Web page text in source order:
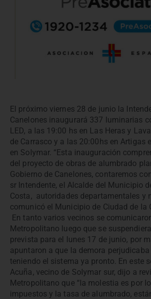
El próximo viernes 28 de junio la
Canelones inaugurará 337 luminarias
LED, a las 19:00 hs en Las Heras y
de Carrasco y a las 20:00hs en Artigas
en Solymar. “Esta inauguración
del proyecto de obras de alumbrado
Gobierno de Canelones, contaremos
sr Intendente, el Alcalde del Municipio
Costa, autoridades departamentales y
comunicó el Municipio de Ciudad de la
En tanto varios vecinos se
Metropolitano luego que se
prevista para el lunes 17 de junio, por
apuntaron a que la demora
teniendo el sistema ya pronto. En este
Acuña, vecino de Solymar sur, dijo a
Metropolitano que “la molestia es por
impuestos y la tasa de alumbrado,